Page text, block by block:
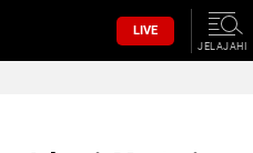
LIVE
JELAJAHI